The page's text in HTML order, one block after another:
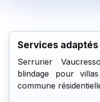
Services
Serrurier
blindage pour
commune